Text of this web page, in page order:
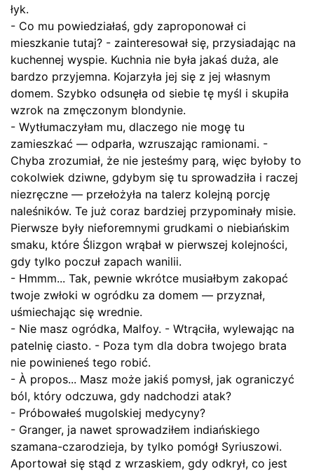
łyk.
- Co mu powiedziałaś, gdy zaproponował ci
mieszkanie tutaj? - zainteresował się, przysiadając na
kuchennej wyspie. Kuchnia nie była jakaś duża, ale
bardzo przyjemna. Kojarzyła jej się z jej własnym
domem. Szybko odsunęła od siebie tę myśl i skupiła
wzrok na zmęczonym blondynie.
- Wytłumaczyłam mu, dlaczego nie mogę tu
zamieszkać — odparła, wzruszając ramionami. -
Chyba zrozumiał, że nie jesteśmy parą, więc byłoby to
cokolwiek dziwne, gdybym się tu sprowadziła i raczej
niezręczne — przełożyła na talerz kolejną porcję
naleśników. Te już coraz bardziej przypominały misie.
Pierwsze były nieforemnymi grudkami o niebiańskim
smaku, które Ślizgon wrąbał w pierwszej kolejności,
gdy tylko poczuł zapach wanilii.
- Hmmm... Tak, pewnie wkrótce musiałbym zakopać
twoje zwłoki w ogródku za domem — przyznał,
uśmiechając się wrednie.
- Nie masz ogródka, Malfoy. - Wtrąciła, wylewając na
patelnię ciasto. - Poza tym dla dobra twojego brata
nie powinieneś tego robić.
- À propos... Masz może jakiś pomysł, jak ograniczyć
ból, który odczuwa, gdy nadchodzi atak?
- Próbowałeś mugolskiej medycyny?
- Granger, ja nawet sprowadziłem indiańskiego
szamana-czarodzieja, by tylko pomógł Syriuszowi.
Aportował się stąd z wrzaskiem, gdy odkrył, co jest